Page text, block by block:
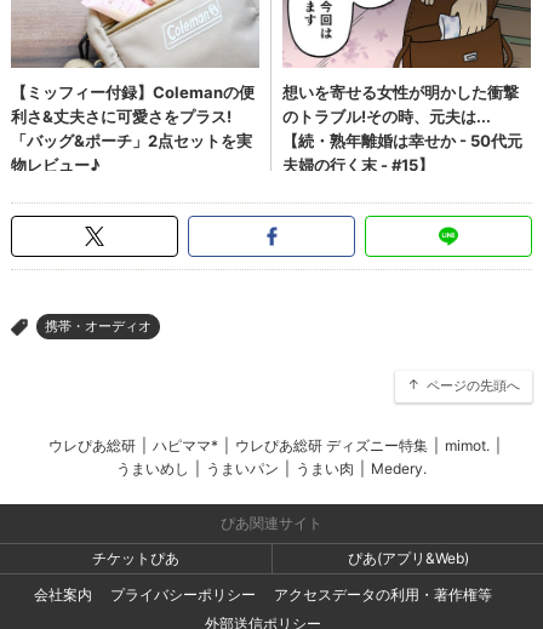
> 携帯・オーディオ
ページの先頭へ
ウレぴあ総研 ハピママ* ウレぴあ総研 ディズニー特集 mimot.
うまいめし
うまいパン うまい肉 Medery.
ぴあ関連サイト
チケットぴあ
ぴあ(アプリ&Web)
会社案内
プライバシーポリシー
アクセスデータの利用・著作権等
外部送信ポリシー